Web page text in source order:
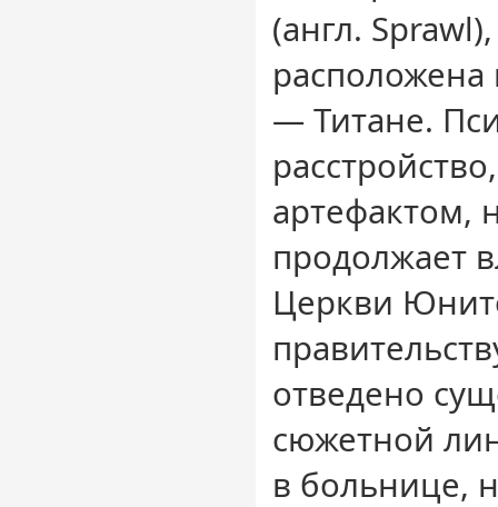
(англ.
расположена
— Титане.
артефактом,
продолжает
Церкви
отведено
сюжетной
в больнице,